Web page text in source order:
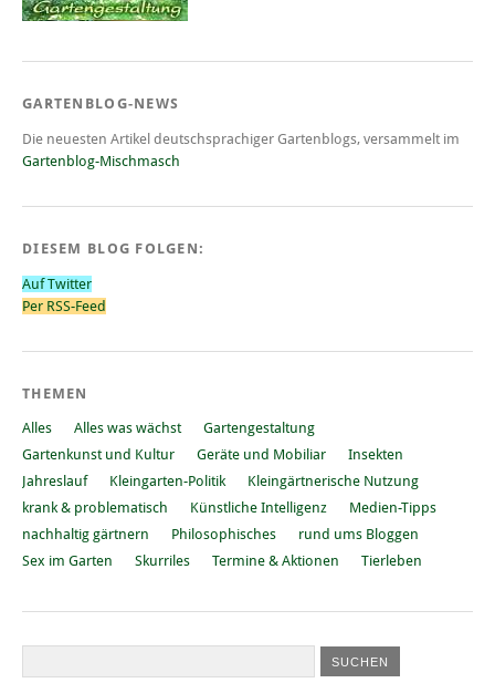
GARTENBLOG-NEWS
Die neuesten Artikel deutschsprachiger Gartenblogs, versammelt im
Gartenblog-Mischmasch
DIESEM BLOG FOLGEN:
Auf Twitter
Per RSS-Feed
THEMEN
Alles Alles was wächst
Gartengestaltung
Gartenkunst und Kultur
Geräte und Mobiliar
Insekten
Jahreslauf
Kleingarten-Politik
Kleingärtnerische Nutzung
krank & problematisch
Künstliche Intelligenz
Medien-Tipps
nachhaltig gärtnern
Philosophisches
rund ums Bloggen
Sex im Garten
Skurriles Termine & Aktionen Tierleben